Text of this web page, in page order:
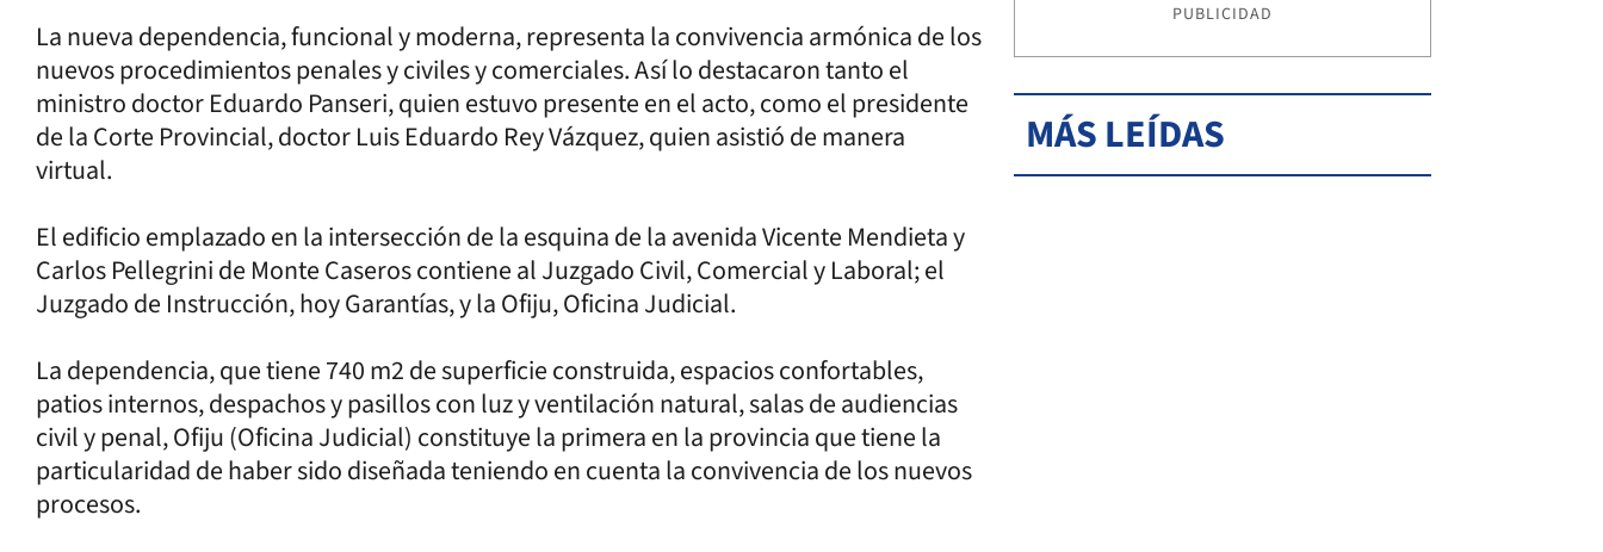
La nueva dependencia, funcional y moderna, representa la convivencia armónica de los
nuevos procedimientos penales y civiles y comerciales. Así lo destacaron tanto el
ministro doctor Eduardo Panseri, quien estuvo presente en el acto, como el presidente
de la Corte Provincial, doctor Luis Eduardo Rey Vázquez, quien asistió de manera
virtual.
El edificio emplazado en la intersección de la esquina de la avenida Vicente Mendieta y
Carlos Pellegrini de Monte Caseros contiene al Juzgado Civil, Comercial y Laboral; el
Juzgado de Instrucción, hoy Garantías, y la Ofiju, Oficina Judicial.
La dependencia, que tiene 740 m2 de superficie construida, espacios confortables,
patios internos, despachos y pasillos con luz y ventilación natural, salas de audiencias
civil y penal, Ofiju (Oficina Judicial) constituye la primera en la provincia que tiene la
particularidad de haber sido diseñada teniendo en cuenta la convivencia de los nuevos
procesos.
PUBLICIDAD
MÁS LEÍDAS